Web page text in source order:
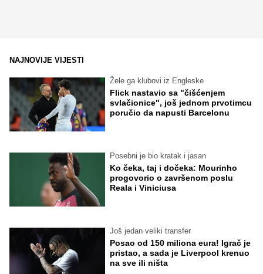
NAJNOVIJE VIJESTI
Žele ga klubovi iz Engleske
Flick nastavio sa "čišćenjem
svlačionice", još jednom prvotimcu
poručio da napusti Barcelonu
Posebni je bio kratak i jasan
Ko čeka, taj i dočeka: Mourinho
progovorio o završenom poslu
Reala i Viniciusa
Još jedan veliki transfer
Posao od 150 miliona eura! Igrač je
pristao, a sada je Liverpool krenuo
na sve ili ništa